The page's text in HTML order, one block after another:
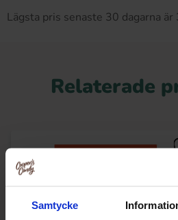
Samtycke
Lägsta pris senaste 30 dagarna
Relaterade